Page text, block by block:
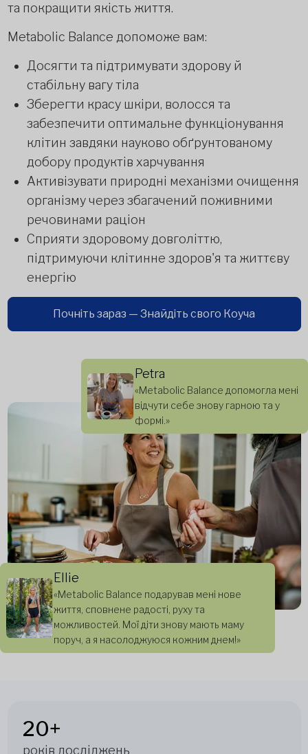
та покращити якість життя.
Metabolic Balance допоможе вам:
Досягти та підтримувати здорову й
стабільну вагу тіла
Зберегти красу шкіри, волосся та
забезпечити оптимальне функціонування
клітин завдяки науково обґрунтованому
добору продуктів харчування
Активізувати природні механізми очищення
організму через збагачений поживними
речовинами раціон
Сприяти здоровому довголіттю,
підтримуючи клітинне здоров'я та життєву
енергію
Почніть зараз — Знайдіть свого Коуча
Petra
«Metabolic Balance допомогла мені
відчути себе знову гарною та у
формі.»
Ellie
«Metabolic Balance подарував мені нове
життя, сповнене радості, руху та
можливостей. Мої діти знову мають маму
поруч, а я насолоджуюся кожним днем!»
20+
років досліджень